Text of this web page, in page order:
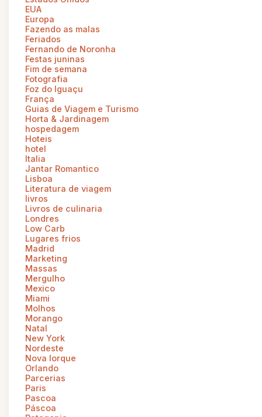
EUA
Europa
Fazendo as malas
Feriados
Fernando de Noronha
Festas juninas
Fim de semana
Fotografia
Foz do Iguaçu
França
Guias de Viagem e Turismo
Horta & Jardinagem
hospedagem
Hoteis
hotel
Italia
Jantar Romantico
Lisboa
Literatura de viagem
livros
Livros de culinaria
Londres
Low Carb
Lugares frios
Madrid
Marketing
Massas
Mergulho
Mexico
Miami
Molhos
Morango
Natal
New York
Nordeste
Nova Iorque
Orlando
Parcerias
Paris
Pascoa
Páscoa